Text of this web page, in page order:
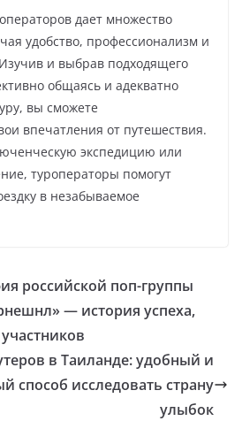
дает множество
удобство, профессионализм и
и выбрав подходящего
общаясь и адекватно
вы сможете
впечатления от путешествия.
экспедицию или
туроператоры помогут
в незабываемое
российской поп-группы
— история успеха,
в Таиланде: удобный и
способ исследовать страну
улыбок